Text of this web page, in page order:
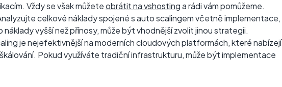
Vždy se však můžeteobrátit na vshostinga rádi vám pomůžeme.
celkové náklady spojené s auto scalingem včetně implementace,
vyšší než přínosy, může být vhodnější zvolit jinou strategii.
je nejefektivnější na moderních cloudových platformách, které nabízejí
Pokud využíváte tradiční infrastrukturu, může být implementace